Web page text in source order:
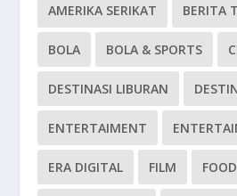
AMERIKA SERIKAT BERITA
BOLA BOLA & SPORTS
DESTINASI LIBURAN
ENTERTAIMENT
ERA DIGITAL FILM FOOD